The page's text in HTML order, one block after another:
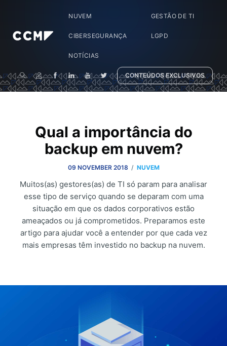
NUVEM GESTÃO DE TI
CIBERSEGURANÇA LGPD
NOTÍCIAS
CONTEÚDOS EXCLUSIVOS
Qual a importância do
backup em nuvem?
09 NOVEMBER 2018 / NUVEM
Muitos(as) gestores(as) de TI só param para analisar
esse tipo de serviço quando se deparam com uma
situação em que os dados corporativos estão
ameaçados ou já comprometidos. Preparamos este
artigo para ajudar você a entender por que cada vez
mais empresas têm investido no backup na nuvem.